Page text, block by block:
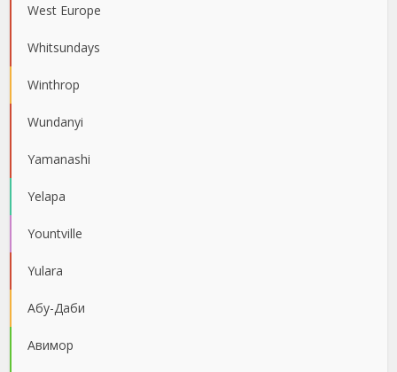
West Europe
Whitsundays
Winthrop
Wundanyi
Yamanashi
Yelapa
Yountville
Yulara
Абу-Даби
Авимор